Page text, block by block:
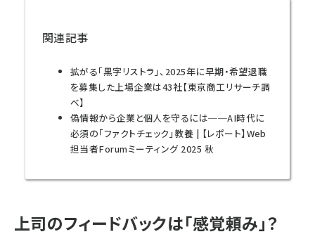
関連記事
拡がる「黒字リストラ」、2025年に早期・希望退職
を募集した上場企業は43社【東京商工リサーチ調
べ】
偽情報から企業と個人を守るには──AI時代に
必須の「ファクトチェック」教養 | 【レポート】Web
担当者Forumミーティング 2025 秋
上司のフィードバックは「感覚頼み」？